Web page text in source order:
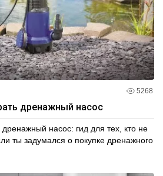
5268
дренажный насос
насос: гид для тех, кто не
ты задумался о покупке дренажного